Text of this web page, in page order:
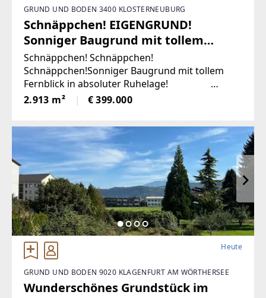
GRUND UND BODEN 3400 KLOSTERNEUBURG
Schnäppchen! EIGENGRUND!
Sonniger Baugrund mit tollem
Fernblick in absoluter Ruhelage!
(Provisionsfrei)
Schnäppchen! Schnäppchen!
Schnäppchen!Sonniger Baugrund mit tollem
Fernblick in absoluter Ruhelage!
!!!PROVISIONSFREI!!! !!!FIXPREIS!!!
2.913 m² € 399.000
Heute
GRUND UND BODEN 9020 KLAGENFURT AM WÖRTHERSEE
Wunderschönes Grundstück im